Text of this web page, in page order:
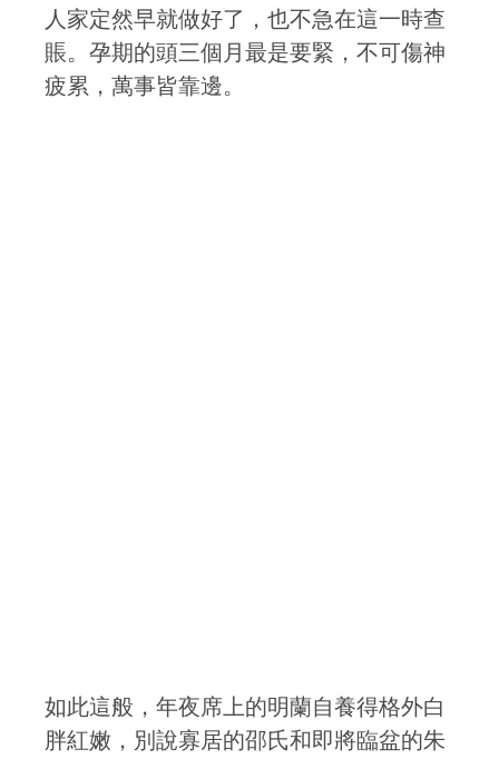
人家定然早就做好了，也不急在這一時查
賬。孕期的頭三個月最是要緊，不可傷神
疲累，萬事皆靠邊。
如此這般，年夜席上的明蘭自養得格外白
胖紅嫩，別說寡居的邵氏和即將臨盆的朱